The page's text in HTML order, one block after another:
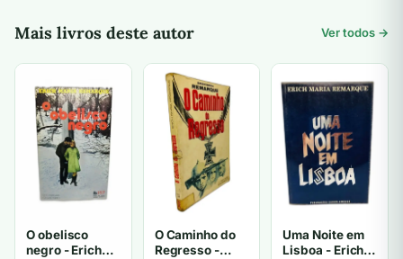
Mais livros deste autor Ver todos →
O obelisco
negro - Erich
O Caminho do
Regresso -
Uma Noite em
Lisboa - Erich